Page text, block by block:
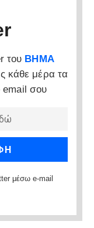
του ΒΗΜΑ
κάθε μέρα τα
email σου
μέσω e-mail